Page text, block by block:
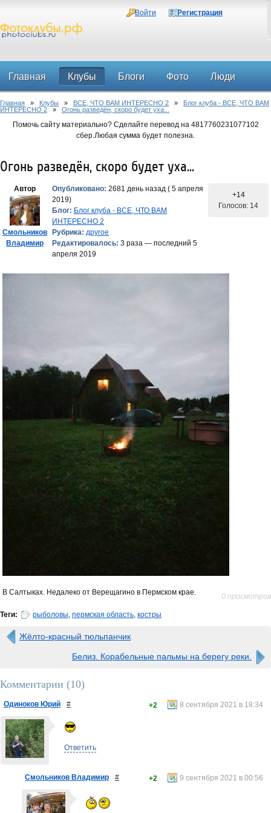
Войти Регистрация
Главная Клубы Блоги Фото Люди
Форум
Главная » Клубы » ВСЕ, ЧТО ВАМ ИНТЕРЕСНО 2 » Блог клуба - ВСЕ, ЧТО ВАМ
ИНТЕРЕСНО 2 » Огонь разведён, скоро будет уха...
Помочь сайту материально? Сделайте перевод на 4817760231077102
сбер.Любая сумма будет полезна.
Огонь разведён, скоро будет уха...
Автор
Смольников
Владимир
Опубликовано: 2681 день назад ( 5 апреля
2019)
Блог: Блог клуба - ВСЕ, ЧТО ВАМ
ИНТЕРЕСНО 2
Рубрика: другое
Редактировалось: 3 раза — последний 5
апреля 2019
+14
Голосов: 14
В Салтыках. Недалеко от Верещагино в Пермском крае. 0 просмотров
Теги: рыболовы, пермская область, костры
Жёлто-красный тюльпанчик
Белиз. Корабельные пальмы на берегу реки.
Комментарии (10)
Одиноков Юрий # 8 сентября 2021 в 18:34
+2
Ответить
Смольников Владимир # 9 сентября 2021 в 00:56
+2